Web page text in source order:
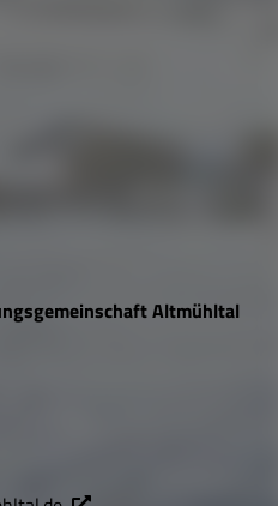
Altmühltal